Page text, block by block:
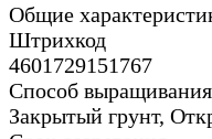
Общие
Штрихкод
4601729151767
Способ выращивания
Закрытый грунт,